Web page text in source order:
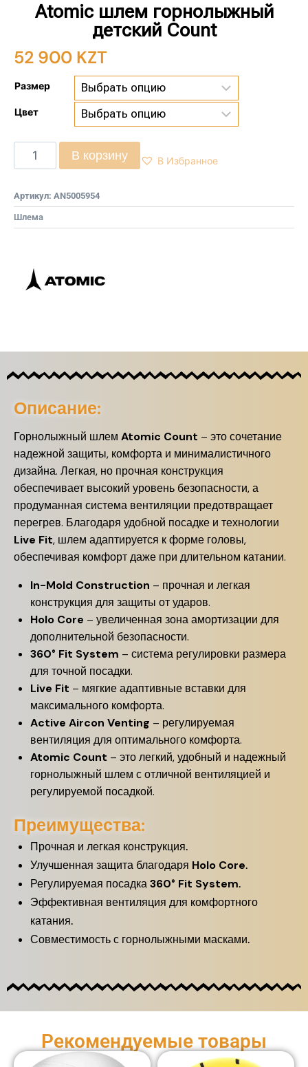
Atomic шлем горнолыжный
детский Count
52 900 KZT
Размер
Цвет
В корзину В Избранное
Артикул: AN5005954
Шлема
Описание:
Горнолыжный шлем Atomic Count – это сочетание
надежной защиты, комфорта и минималистичного
дизайна. Легкая, но прочная конструкция
обеспечивает высокий уровень безопасности, а
продуманная система вентиляции предотвращает
перегрев. Благодаря удобной посадке и технологии
Live Fit, шлем адаптируется к форме головы,
обеспечивая комфорт даже при длительном катании.
In-Mold Construction – прочная и легкая
конструкция для защиты от ударов.
Holo Core – увеличенная зона амортизации для
дополнительной безопасности.
360° Fit System – система регулировки размера
для точной посадки.
Live Fit – мягкие адаптивные вставки для
максимального комфорта.
Active Aircon Venting – регулируемая
вентиляция для оптимального комфорта.
Atomic Count – это легкий, удобный и надежный
горнолыжный шлем с отличной вентиляцией и
регулируемой посадкой.
Преимущества:
Прочная и легкая конструкция.
Улучшенная защита благодаря Holo Core.
Регулируемая посадка360° Fit System.
Эффективная вентиляция для комфортного
катания.
Совместимость с горнолыжными масками.
Рекомендуемые товары